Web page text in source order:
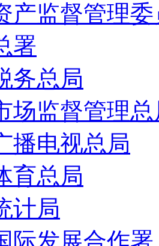
产监督管理
署
务总局
场监督管理
播电视总局
育总局
计局